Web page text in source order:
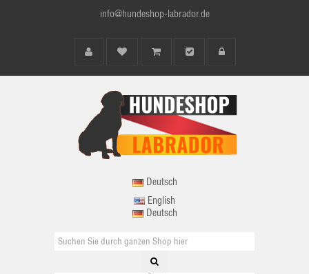
info@hundeshop-labrador.de
Deutsch
English
Deutsch